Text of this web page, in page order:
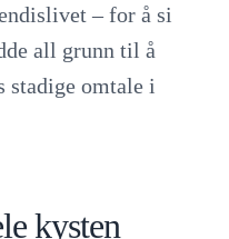
– for å si
all grunn til å
stadige omtale i
kysten